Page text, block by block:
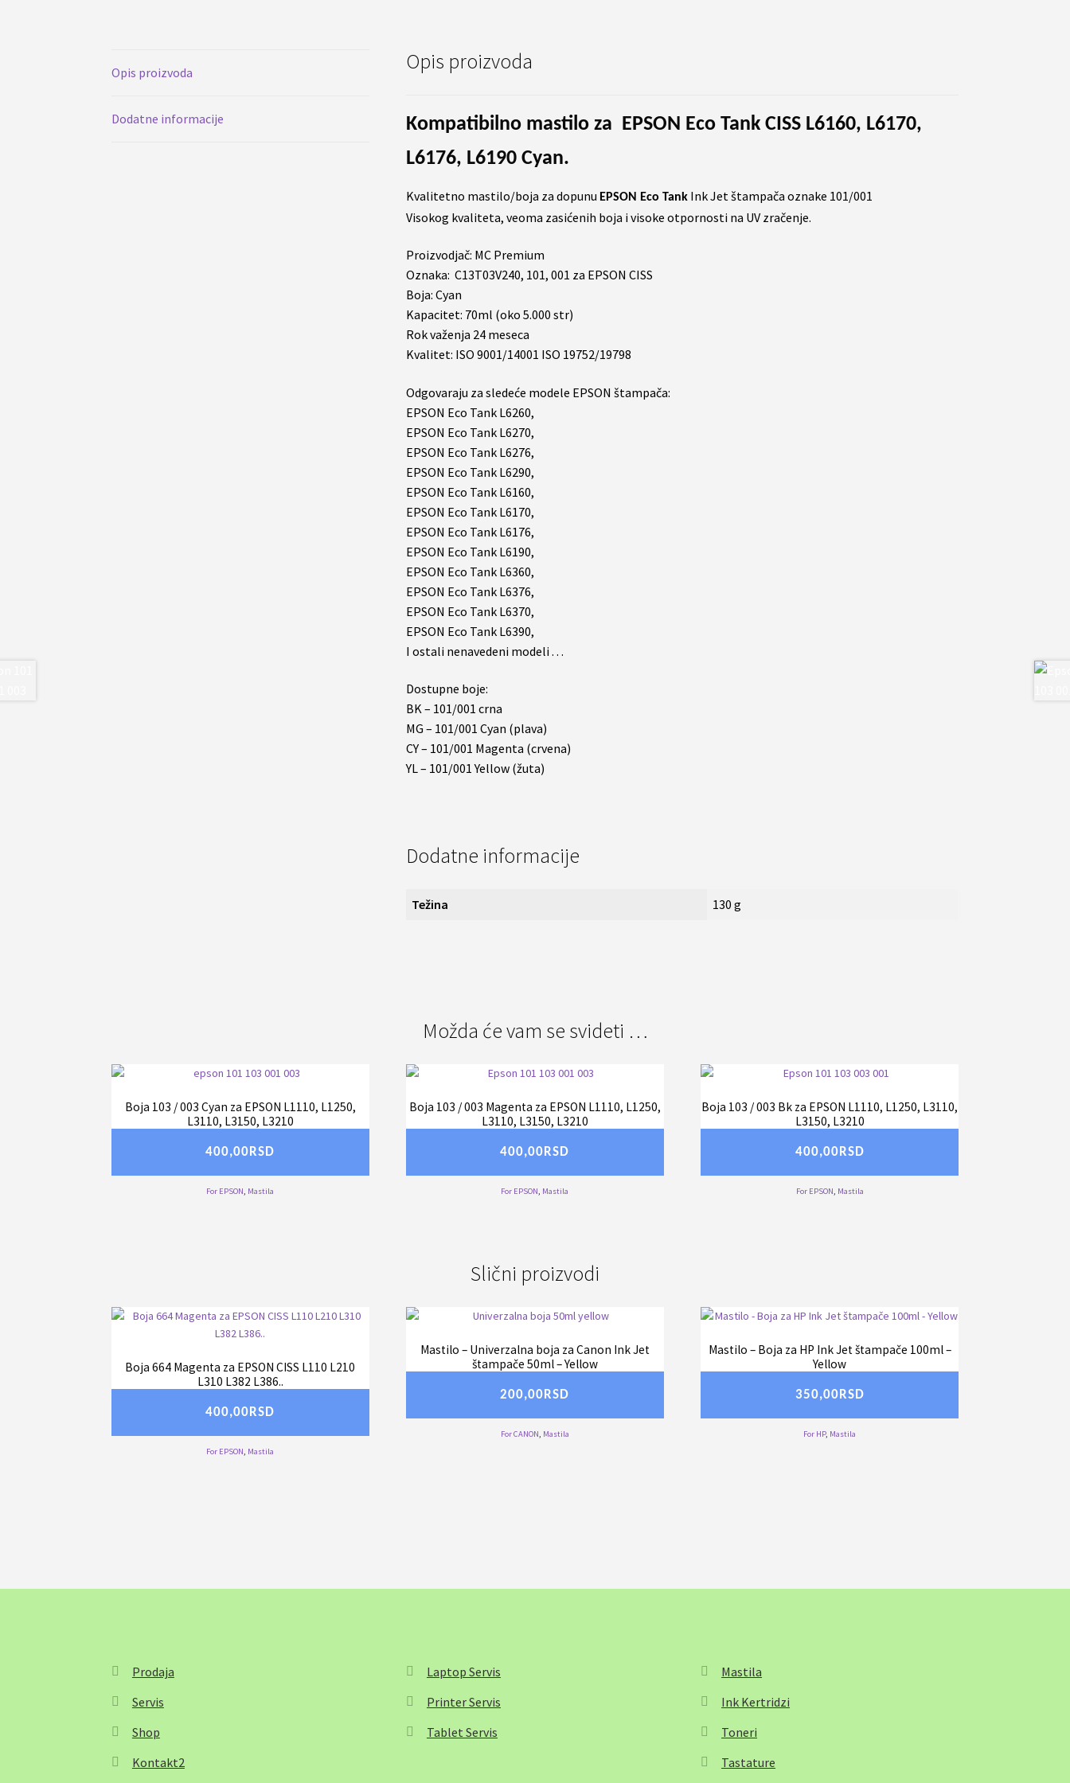
Opis proizvoda
Dodatne informacije
Opis proizvoda
Kompatibilno mastilo za EPSON Eco Tank CISS L6160, L6170,
L6176, L6190 Cyan.
Kvalitetno mastilo/boja za dopunu EPSON Eco Tank Ink Jet štampača oznake 101/001
Visokog kvaliteta, veoma zasićenih boja i visoke otpornosti na UV zračenje.
Proizvodjač: MC Premium
Oznaka: C13T03V240, 101, 001 za EPSON CISS
Boja: Cyan
Kapacitet: 70ml (oko 5.000 str)
Rok važenja 24 meseca
Kvalitet: ISO 9001/14001 ISO 19752/19798
Odgovaraju za sledeće modele EPSON štampača:
EPSON Eco Tank L6260,
EPSON Eco Tank L6270,
EPSON Eco Tank L6276,
EPSON Eco Tank L6290,
EPSON Eco Tank L6160,
EPSON Eco Tank L6170,
EPSON Eco Tank L6176,
EPSON Eco Tank L6190,
EPSON Eco Tank L6360,
EPSON Eco Tank L6376,
EPSON Eco Tank L6370,
EPSON Eco Tank L6390,
I ostali nenavedeni modeli . . .
Dostupne boje:
BK – 101/001 crna
MG – 101/001 Cyan (plava)
CY – 101/001 Magenta (crvena)
YL – 101/001 Yellow (žuta)
Dodatne informacije
Težina 130 g
Možda će vam se svideti …
Boja 103 / 003 Cyan za EPSON L1110, L1250,
L3110, L3150, L3210
400,00 RSD
For EPSON, Mastila
Boja 103 / 003 Magenta za EPSON L1110, L1250,
L3110, L3150, L3210
400,00 RSD
For EPSON, Mastila
Boja 103 / 003 Bk za EPSON L1110, L1250, L3110,
L3150, L3210
400,00 RSD
For EPSON, Mastila
Slični proizvodi
Boja 664 Magenta za EPSON CISS L110 L210
L310 L382 L386..
400,00 RSD
For EPSON, Mastila
Mastilo – Univerzalna boja za Canon Ink Jet
štampače 50ml – Yellow
200,00 RSD
For CANON, Mastila
Mastilo – Boja za HP Ink Jet štampače 100ml –
Yellow
350,00 RSD
For HP, Mastila
Prodaja
Servis
Shop
Kontakt2
Laptop Servis
Printer Servis
Tablet Servis
Mastila
Ink Kertridzi
Toneri
Tastature